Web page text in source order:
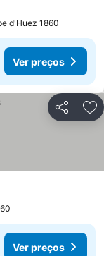
d'Huez 1860
Ver preços
Partilhar
Ver preços